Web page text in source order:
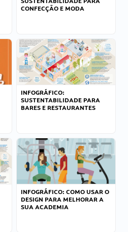
CONFECÇÃO E MODA
INFOGRÁFICO:
SUSTENTABILIDADE PARA
BARES E RESTAURANTES
INFOGRÁFICO: COMO USAR O
DESIGN PARA MELHORAR A
SUA ACADEMIA